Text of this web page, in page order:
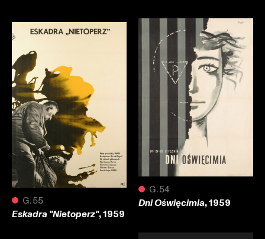
● G.54
Dni Oświęcimia, 1959
● G.55
Eskadra "Nietoperz", 1959